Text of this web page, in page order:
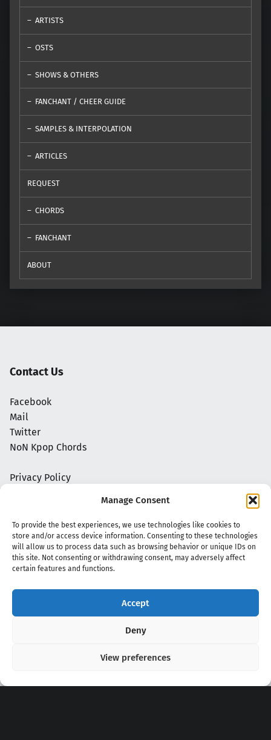
Manage Consent
To provide the best experiences, we use technologies like cookies to
store and/or access device information. Consenting to these technologies
will allow us to process data such as browsing behavior or unique IDs on
this site. Not consenting or withdrawing consent, may adversely affect
certain features and functions.
Accept
Deny
View preferences
ARTISTS
OSTS
SHOWS & OTHERS
FANCHANT / CHEER GUIDE
SAMPLES & INTERPOLATION
ARTICLES
REQUEST
CHORDS
FANCHANT
ABOUT
Contact Us
Facebook
Mail
Twitter
NoN Kpop Chords
Privacy Policy